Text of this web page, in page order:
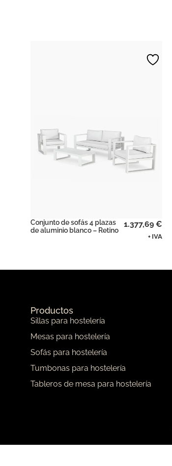
Conjunto de sofás 4 plazas
de aluminio blanco – Retino
1.377,69 €
+ IVA
Productos
Sillas para hostelería
Mesas para hostelería
Sofás para hostelería
Tumbonas para hostelería
Tableros de mesa para hostelería